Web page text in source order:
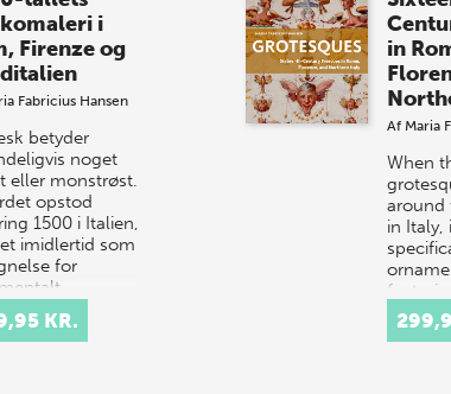
i
Firenze og
Fabricius Hansen
betyder
noget
eller monstrøst.
opstod
1500 i Italien,
imidlertid som
for
KR.
in
Af Maria
When
around
in Italy,
featuring